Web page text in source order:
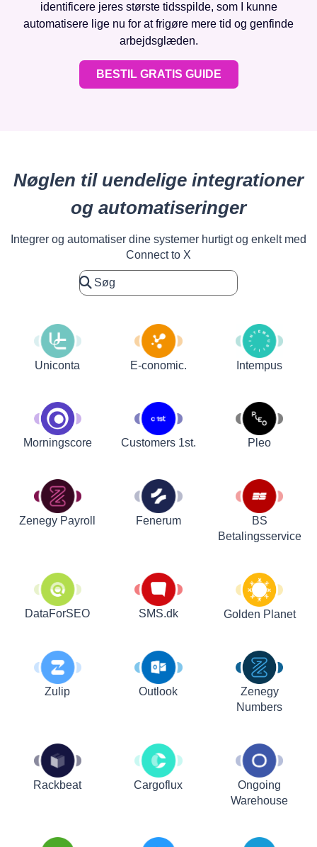
identificere jeres største tidsspilde, som I kunne
automatisere lige nu for at frigøre mere tid og genfinde
arbejdsglæden.
BESTIL GRATIS GUIDE
Nøglen til uendelige integrationer
og automatiseringer
Integrer og automatiser dine systemer hurtigt og enkelt med
Connect to X
Uniconta E-conomic. Intempus
Morningscore Customers 1st. Pleo
Zenegy Payroll Fenerum
BS
Betalingsservice
DataForSEO SMS.dk Golden Planet
Zulip Outlook
Zenegy
Numbers
Rackbeat Cargoflux
Ongoing
Warehouse